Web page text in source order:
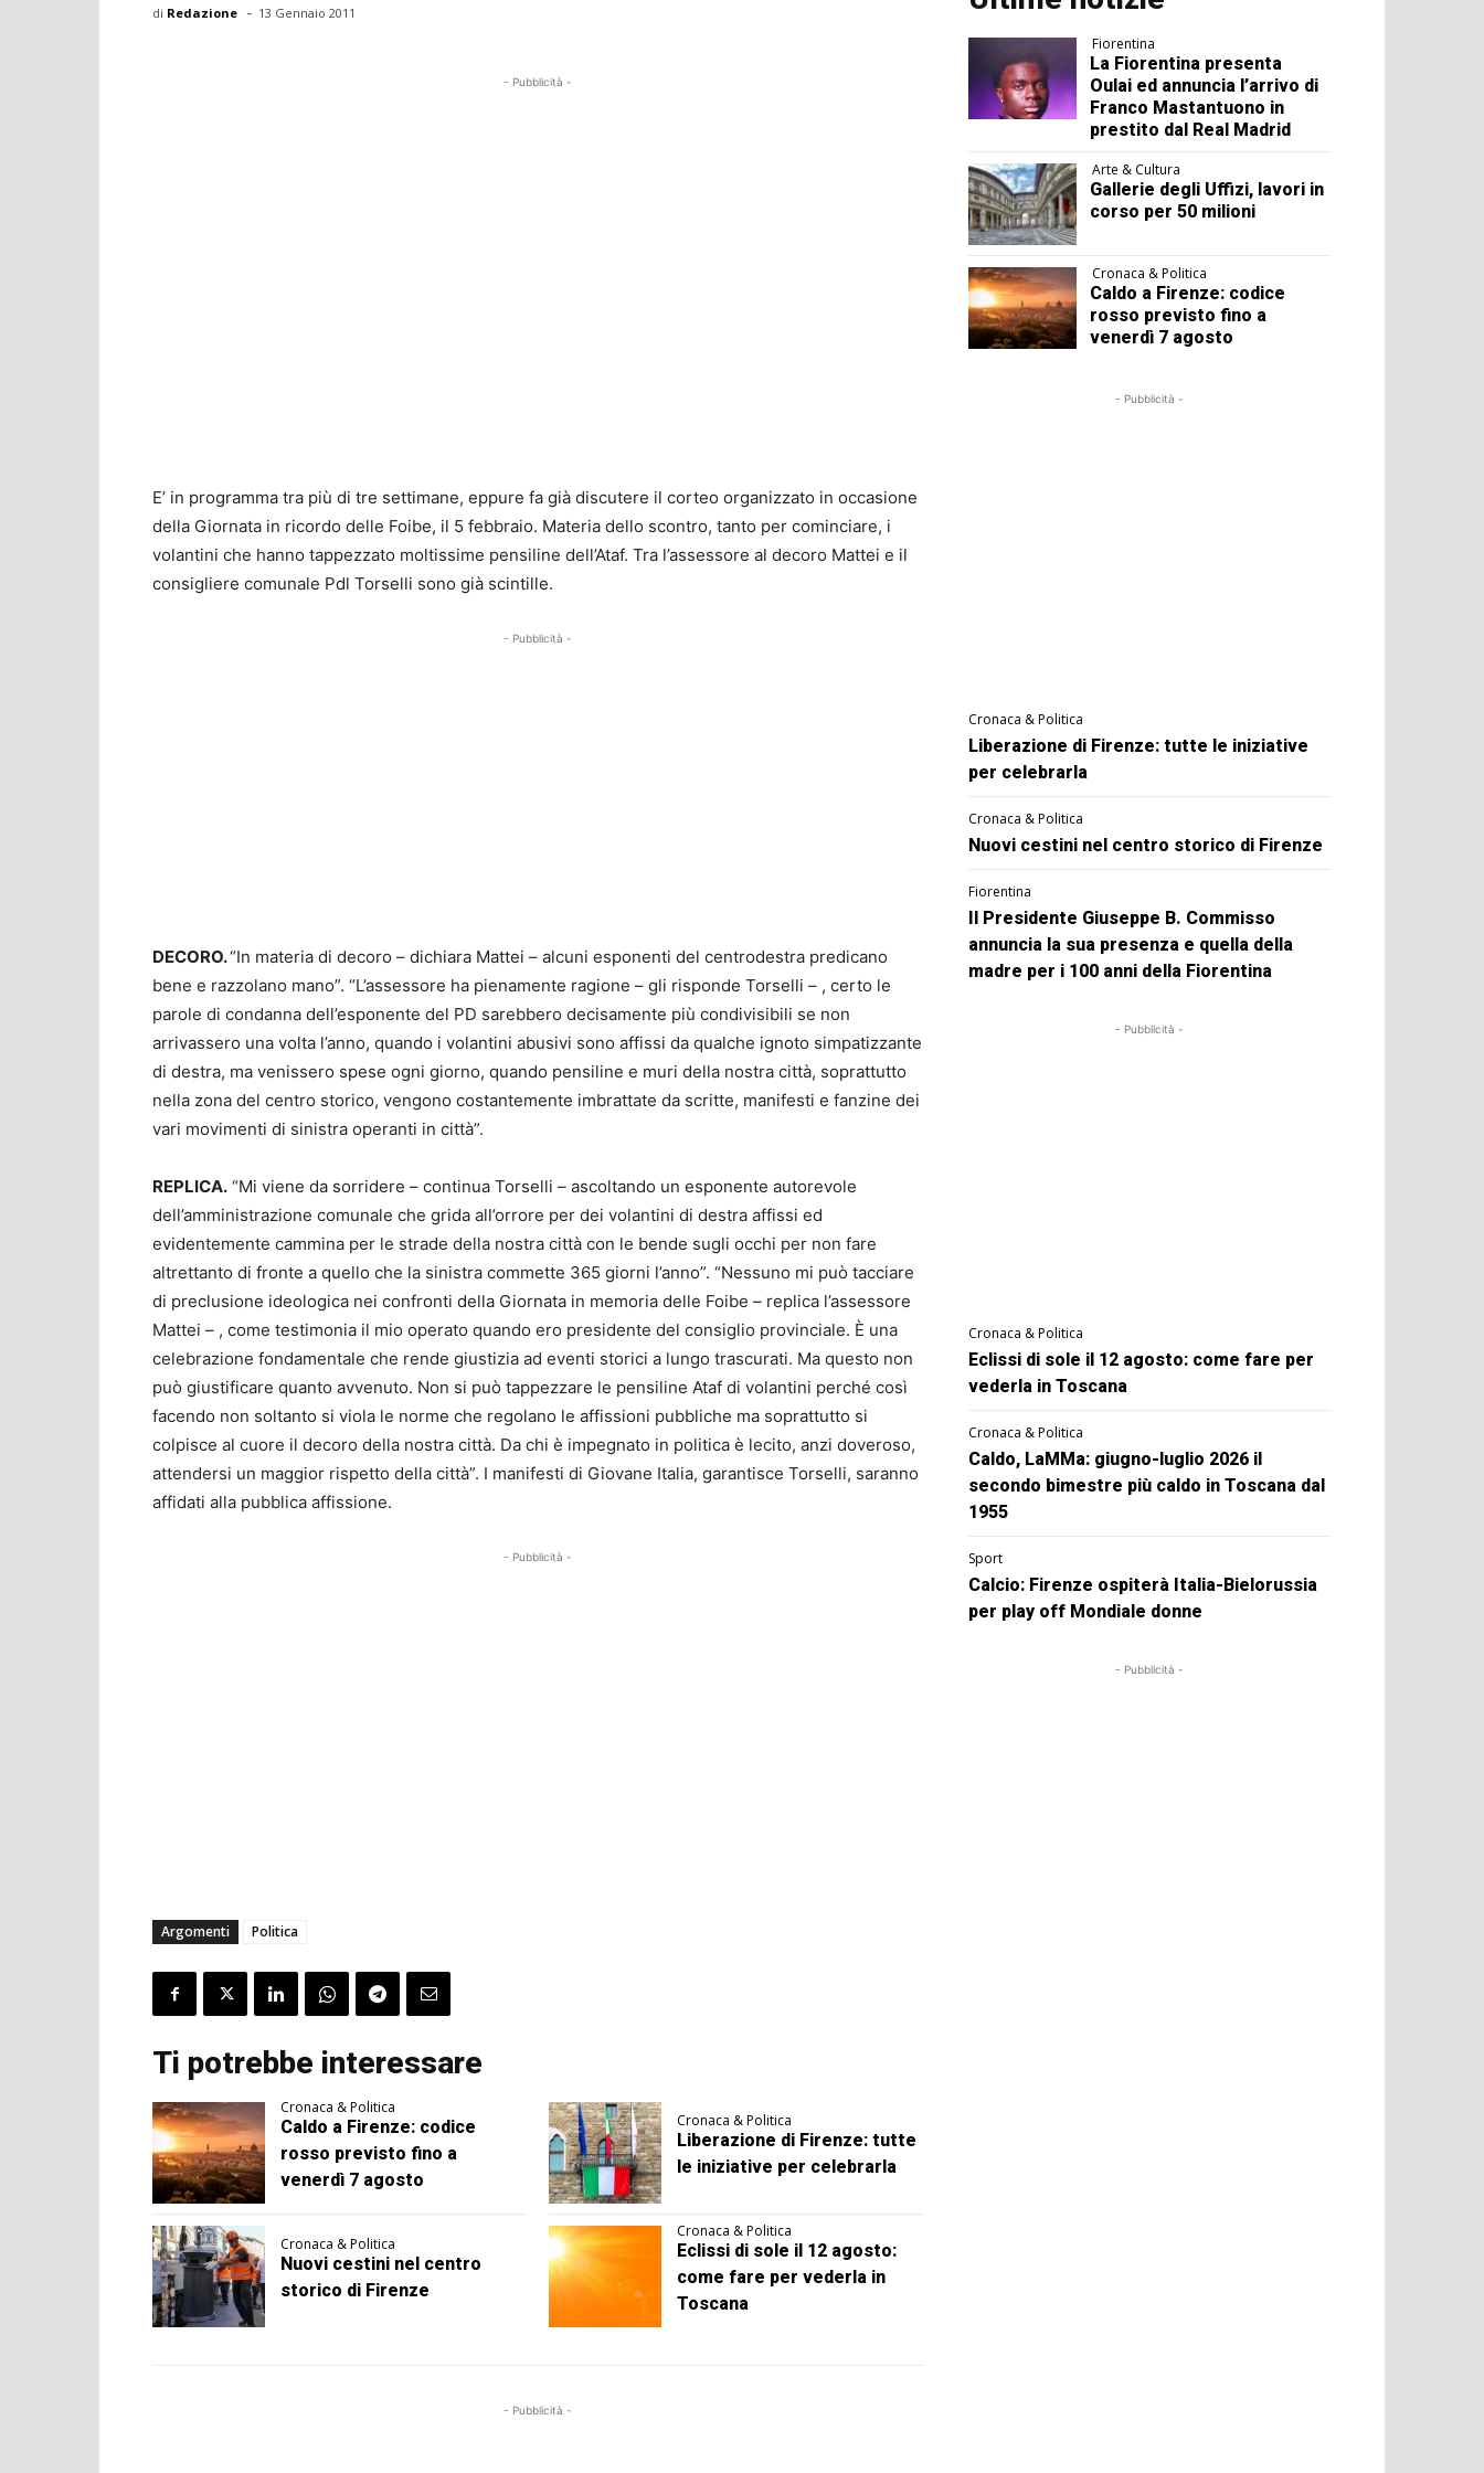
di Redazione - 13 Gennaio 2011
- Pubblicità -
E’ in programma tra più di tre settimane, eppure fa già discutere il corteo organizzato in occasione
della Giornata in ricordo delle Foibe, il 5 febbraio. Materia dello scontro, tanto per cominciare, i
volantini che hanno tappezzato moltissime pensiline dell’Ataf. Tra l’assessore al decoro Mattei e il
consigliere comunale Pdl Torselli sono già scintille.
- Pubblicità -
DECORO.“In materia di decoro – dichiara Mattei – alcuni esponenti del centrodestra predicano
bene e razzolano mano”. “L’assessore ha pienamente ragione – gli risponde Torselli – , certo le
parole di condanna dell’esponente del PD sarebbero decisamente più condivisibili se non
arrivassero una volta l’anno, quando i volantini abusivi sono affissi da qualche ignoto simpatizzante
di destra, ma venissero spese ogni giorno, quando pensiline e muri della nostra città, soprattutto
nella zona del centro storico, vengono costantemente imbrattate da scritte, manifesti e fanzine dei
vari movimenti di sinistra operanti in città”.
REPLICA. “Mi viene da sorridere – continua Torselli – ascoltando un esponente autorevole
dell’amministrazione comunale che grida all’orrore per dei volantini di destra affissi ed
evidentemente cammina per le strade della nostra città con le bende sugli occhi per non fare
altrettanto di fronte a quello che la sinistra commette 365 giorni l’anno”. “Nessuno mi può tacciare
di preclusione ideologica nei confronti della Giornata in memoria delle Foibe – replica l’assessore
Mattei – , come testimonia il mio operato quando ero presidente del consiglio provinciale. È una
celebrazione fondamentale che rende giustizia ad eventi storici a lungo trascurati. Ma questo non
può giustificare quanto avvenuto. Non si può tappezzare le pensiline Ataf di volantini perché così
facendo non soltanto si viola le norme che regolano le affissioni pubbliche ma soprattutto si
colpisce al cuore il decoro della nostra città. Da chi è impegnato in politica è lecito, anzi doveroso,
attendersi un maggior rispetto della città”. I manifesti di Giovane Italia, garantisce Torselli, saranno
affidati alla pubblica affissione.
- Pubblicità -
Argomenti Politica
Ti potrebbe interessare
Cronaca & Politica
Caldo a Firenze: codice
rosso previsto fino a
venerdì 7 agosto
Cronaca & Politica
Liberazione di Firenze: tutte
le iniziative per celebrarla
Cronaca & Politica
Nuovi cestini nel centro
storico di Firenze
Cronaca & Politica
Eclissi di sole il 12 agosto:
come fare per vederla in
Toscana
- Pubblicità -
Fiorentina
La Fiorentina presenta
Oulai ed annuncia l’arrivo di
Franco Mastantuono in
prestito dal Real Madrid
Arte & Cultura
Gallerie degli Uffizi, lavori in
corso per 50 milioni
Cronaca & Politica
Caldo a Firenze: codice
rosso previsto fino a
venerdì 7 agosto
- Pubblicità -
Cronaca & Politica
Liberazione di Firenze: tutte le iniziative
per celebrarla
Cronaca & Politica
Nuovi cestini nel centro storico di Firenze
Fiorentina
Il Presidente Giuseppe B. Commisso
annuncia la sua presenza e quella della
madre per i 100 anni della Fiorentina
- Pubblicità -
Cronaca & Politica
Eclissi di sole il 12 agosto: come fare per
vederla in Toscana
Cronaca & Politica
Caldo, LaMMa: giugno-luglio 2026 il
secondo bimestre più caldo in Toscana dal
1955
Sport
Calcio: Firenze ospiterà Italia-Bielorussia
per play off Mondiale donne
- Pubblicità -